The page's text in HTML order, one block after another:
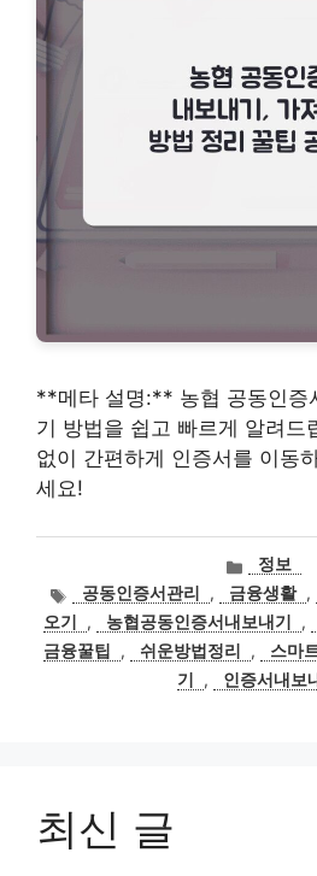
**메타 설명:** 농협 공동인증
기 방법을 쉽고 빠르게 알려드
없이 간편하게 인증서를 이동
세요!
카
테
고
리
정보
태
그
공동인증서관리 , 금융생활 ,
오기
, 농협공동인증서내보내기 ,
금융꿀팁
, 쉬운방법정리 , 스마
기
, 인증서내보
최신 글